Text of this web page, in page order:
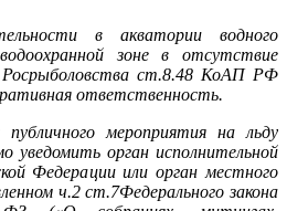
в акватории водного
зоне в отсутствие
Росрыболовства ст.8.48 КоАП РФ
ответственность.
мероприятия на льду
уведомить орган исполнительной
Федерации или орган местного
ч.2 ст.7Федерального закона